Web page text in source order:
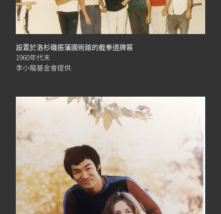
設置於洛杉磯振藩國術館的截拳道牌匾
1960年代末
李小龍基金會提供